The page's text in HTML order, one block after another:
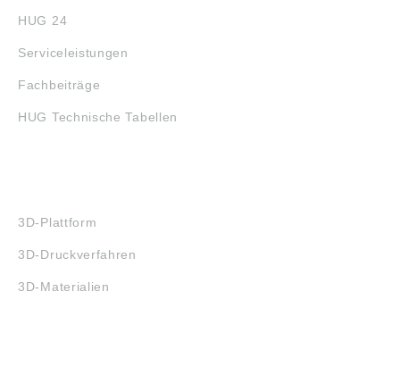
HUG 24
Serviceleistungen
Fachbeiträge
HUG Technische Tabellen
3D-Plattform
3D-Druckverfahren
3D-Materialien